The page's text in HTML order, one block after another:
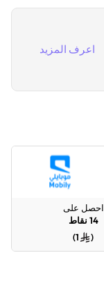
اعرف المزيد
احصل على
14 نقاط
(
1
)